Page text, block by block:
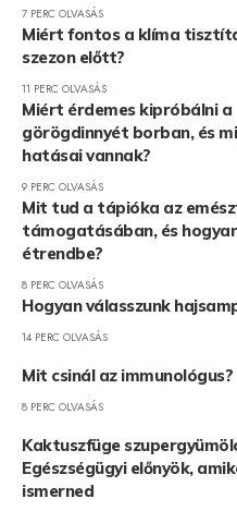
7 PERC OLVASÁS
Miért fontos a klíma
szezon előtt?
11 PERC OLVASÁS
Miért érdemes kipróbálni a
görögdinnyét borban, és
hatásai vannak?
9 PERC OLVASÁS
Mit tud a tápióka az
támogatásában, és
étrendbe?
8 PERC OLVASÁS
Hogyan válasszunk
14 PERC OLVASÁS
Mit csinál az immunológus?
8 PERC OLVASÁS
Kaktuszfüge
Egészségügyi előnyök,
ismerned